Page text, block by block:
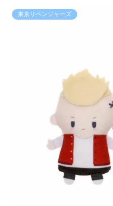
東京リベンジャーズ